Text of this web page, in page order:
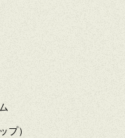
プ）